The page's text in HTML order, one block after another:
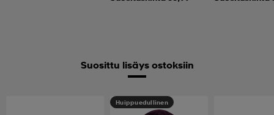
Suosittu lisäys ostoksiin
Huippuedullinen